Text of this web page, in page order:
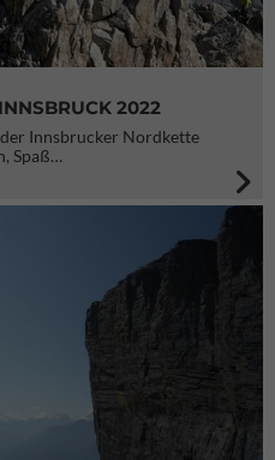
2022
Innsbrucker Nordkette
Spaß…